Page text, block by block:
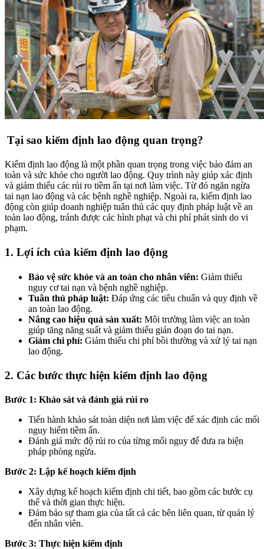
Tại sao kiểm định lao động quan trọng?
Kiểm định lao động là một phần quan trọng trong việc bảo đảm an
toàn và sức khỏe cho người lao động. Quy trình này giúp xác định
và giảm thiểu các rủi ro tiềm ẩn tại nơi làm việc. Từ đó ngăn ngừa
tai nạn lao động và các bệnh nghề nghiệp. Ngoài ra, kiểm định lao
động còn giúp doanh nghiệp tuân thủ các quy định pháp luật về an
toàn lao động, tránh được các hình phạt và chi phí phát sinh do vi
phạm.
1. Lợi ích của kiểm định lao động
Bảo vệ sức khỏe và an toàn cho nhân viên: Giảm thiểu
nguy cơ tai nạn và bệnh nghề nghiệp.
Tuân thủ pháp luật: Đáp ứng các tiêu chuẩn và quy định về
an toàn lao động.
Nâng cao hiệu quả sản xuất: Môi trường làm việc an toàn
giúp tăng năng suất và giảm thiểu gián đoạn do tai nạn.
Giảm chi phí: Giảm thiểu chi phí bồi thường và xử lý tai nạn
lao động.
2. Các bước thực hiện kiểm định lao động
Bước 1: Khảo sát và đánh giá rủi ro
Tiến hành khảo sát toàn diện nơi làm việc để xác định các mối
nguy hiểm tiềm ẩn.
Đánh giá mức độ rủi ro của từng mối nguy để đưa ra biện
pháp phòng ngừa.
Bước 2: Lập kế hoạch kiểm định
Xây dựng kế hoạch kiểm định chi tiết, bao gồm các bước cụ
thể và thời gian thực hiện.
Đảm bảo sự tham gia của tất cả các bên liên quan, từ quản lý
đến nhân viên.
Bước 3: Thực hiện kiểm định